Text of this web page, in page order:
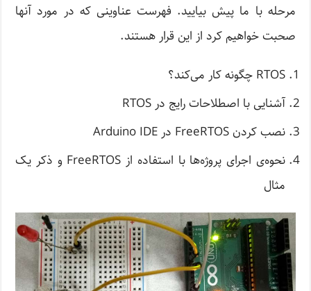
مرحله با ما پیش بیایید. فهرست عناوینی که در مورد آنها
صحبت خواهیم کرد از این قرار هستند.
RTOS چگونه کار می‌کند؟
آشنایی با اصطلاحات رایج در RTOS
نصب کردن FreeRTOS در Arduino IDE
نحوه‌ی اجرای پروژه‌ها با استفاده از FreeRTOS و ذکر یک
مثال